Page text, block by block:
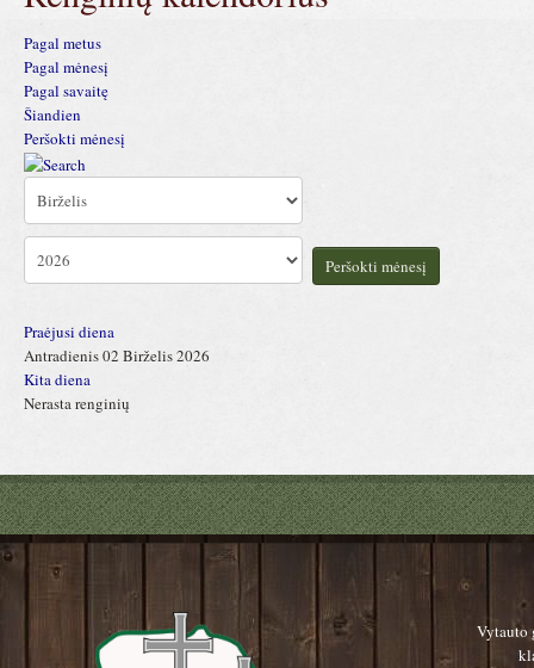
Pagal metus
Pagal mėnesį
Pagal savaitę
Šiandien
Peršokti mėnesį
Peršokti mėnesį
Praėjusi diena
Antradienis 02 Birželis 2026
Kita diena
Nerasta renginių
Vytauto